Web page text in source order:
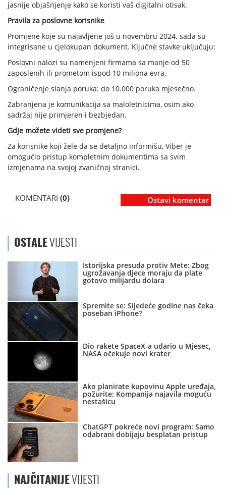
jasnije objašnjenje kako se koristi vaš digitalni otisak.
Pravila za poslovne korisnike
Promjene koje su najavljene još u novembru 2024. sada su
integrisane u cjelokupan dokument. Ključne stavke uključuju:
Poslovni nalozi su namenjeni firmama sa manje od 50
zaposlenih ili prometom ispod 10 miliona evra.
Ograničenje slanja poruka: do 10.000 poruka mjesečno.
Zabranjena je komunikacija sa maloletnicima, osim ako
sadržaj nije primjeren i bezbjedan.
Gdje možete videti sve promjene?
Za korisnike koji žele da se detaljno informišu, Viber je
omogućio pristup kompletnim dokumentima sa svim
izmjenama na svojoj zvaničnoj stranici.
KOMENTARI (0) Ostavi komentar
OSTALEVIJESTI
Istorijska presuda protiv Mete: Zbog
ugrožavanja djece moraju da plate
gotovo milijardu dolara
Spremite se: Sljedeće godine nas čeka
poseban iPhone?
Dio rakete SpaceX-a udario u Mjesec,
NASA očekuje novi krater
Ako planirate kupovinu Apple uređaja,
požurite: Kompanija najavila moguću
nestašicu
ChatGPT pokreće novi program: Samo
odabrani dobijaju besplatan pristup
NAJČITANIJEVIJESTI